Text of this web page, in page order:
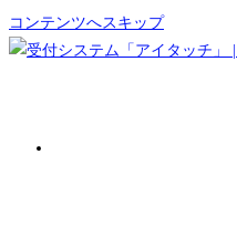
コンテンツへスキップ